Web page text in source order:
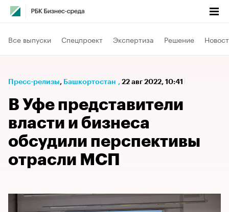
Все выпуски Спецпроект Экспертиза Решение
Пресс-релизы⁠, Башкортостан , 22 авг 2022, 10:41
В Уфе представители
власти и бизнеса
обсудили перспективы
отрасли МСП